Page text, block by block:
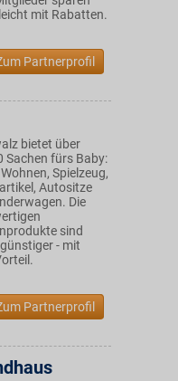
mit Rabatten.
Partnerprofil
bietet über
Sachen fürs Baby:
Spielzeug,
Autositze
Die
sind
- mit
Partnerprofil